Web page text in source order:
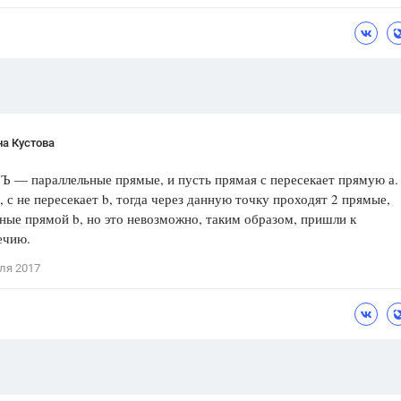
Кустова
— параллельные прямые, и пусть прямая с пересекает прямую а.
не пересекает b, тогда через данную точку проходят 2 прямые,
прямой b, но это невозможно, таким образом, пришли к
2017